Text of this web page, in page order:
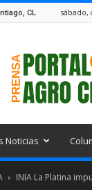
CL sábado,
Noticias
INIA La Platina